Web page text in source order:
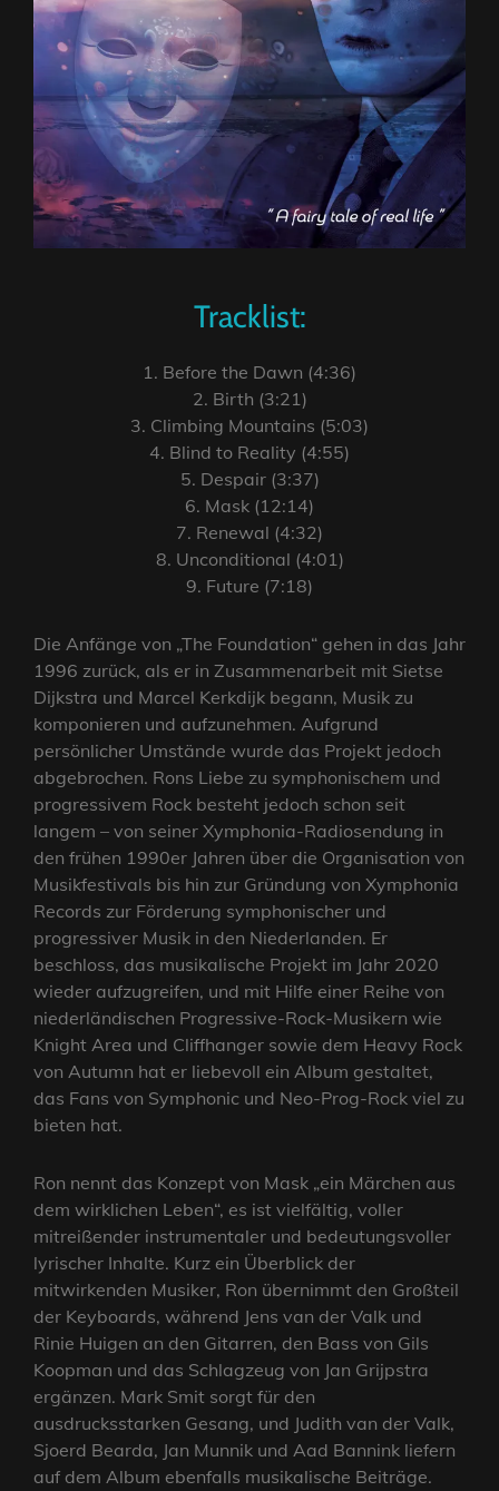
Tracklist:
1. Before the Dawn (4:36)
2. Birth (3:21)
3. Climbing Mountains (5:03)
4. Blind to Reality (4:55)
5. Despair (3:37)
6. Mask (12:14)
7. Renewal (4:32)
8. Unconditional (4:01)
9. Future (7:18)
Die Anfänge von „The Foundation“ gehen in das Jahr
1996 zurück, als er in Zusammenarbeit mit Sietse
Dijkstra und Marcel Kerkdijk begann, Musik zu
komponieren und aufzunehmen. Aufgrund
persönlicher Umstände wurde das Projekt jedoch
abgebrochen. Rons Liebe zu symphonischem und
progressivem Rock besteht jedoch schon seit
langem – von seiner Xymphonia-Radiosendung in
den frühen 1990er Jahren über die Organisation von
Musikfestivals bis hin zur Gründung von Xymphonia
Records zur Förderung symphonischer und
progressiver Musik in den Niederlanden. Er
beschloss, das musikalische Projekt im Jahr 2020
wieder aufzugreifen, und mit Hilfe einer Reihe von
niederländischen Progressive-Rock-Musikern wie
Knight Area und Cliffhanger sowie dem Heavy Rock
von Autumn hat er liebevoll ein Album gestaltet,
das Fans von Symphonic und Neo-Prog-Rock viel zu
bieten hat.
Ron nennt das Konzept von Mask „ein Märchen aus
dem wirklichen Leben“, es ist vielfältig, voller
mitreißender instrumentaler und bedeutungsvoller
lyrischer Inhalte. Kurz ein Überblick der
mitwirkenden Musiker, Ron übernimmt den Großteil
der Keyboards, während Jens van der Valk und
Rinie Huigen an den Gitarren, den Bass von Gils
Koopman und das Schlagzeug von Jan Grijpstra
ergänzen. Mark Smit sorgt für den
ausdrucksstarken Gesang, und Judith van der Valk,
Sjoerd Bearda, Jan Munnik und Aad Bannink liefern
auf dem Album ebenfalls musikalische Beiträge.